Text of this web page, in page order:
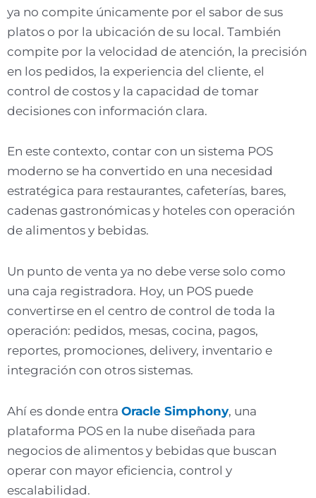
ya no compite únicamente por el sabor de sus
platos o por la ubicación de su local. También
compite por la velocidad de atención, la precisión
en los pedidos, la experiencia del cliente, el
control de costos y la capacidad de tomar
decisiones con información clara.
En este contexto, contar con un sistema POS
moderno se ha convertido en una necesidad
estratégica para restaurantes, cafeterías, bares,
cadenas gastronómicas y hoteles con operación
de alimentos y bebidas.
Un punto de venta ya no debe verse solo como
una caja registradora. Hoy, un POS puede
convertirse en el centro de control de toda la
operación: pedidos, mesas, cocina, pagos,
reportes, promociones, delivery, inventario e
integración con otros sistemas.
Ahí es donde entra Oracle Simphony, una
plataforma POS en la nube diseñada para
negocios de alimentos y bebidas que buscan
operar con mayor eficiencia, control y
escalabilidad.